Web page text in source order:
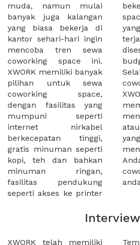
muda, namun mulai
banyak juga kalangan
yang biasa bekerja di
kantor sehari-hari ingin
mencoba tren sewa
coworking space ini.
XWORK memiliki banyak
pilihan untuk sewa
coworking space,
dengan fasilitas yang
mumpuni seperti
internet nirkabel
berkecepatan tinggi,
gratis minuman seperti
kopi, teh dan bahkan
minuman ringan,
fasilitas pendukung
seperti akses ke printer
bekerja di coworking
space karena harga
yang ditawarkan sangat
terjangkau dan dapat
disesuaikan dengan
budget masing-masing.
Selain itu sewa
coworking space di
XWORK akan
membantu Anda untuk
menemukan komunitas
atau jaringan bisnis
yang dapat membantu
mengembangkan bisnis
Anda ketika bekerja di
coworking space yang
Interview
XWORK telah memiliki
Temukan akses koleksi